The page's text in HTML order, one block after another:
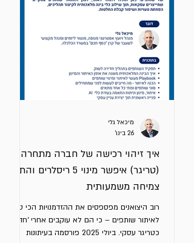
השוק והערוצים לפני בחירת שותף השקיעו מאמץ
בלימוד שוק היעד ל
איך זיהוי רכישה של חברה מתחרה
(טריגר) איפשר מינוי 5 ריסלרים והתניע
צמיחה משמעותית
רוב היצואנים מפספסים את ההזדמנויות הכי טובות
לאיתור שותפים – כי הם לא עוקבים אחרי ‘חדשות’
כטריגר עסקי. ביולי 2025 פורסמה בעיתונות
מיכאל גלי
26 בינו׳